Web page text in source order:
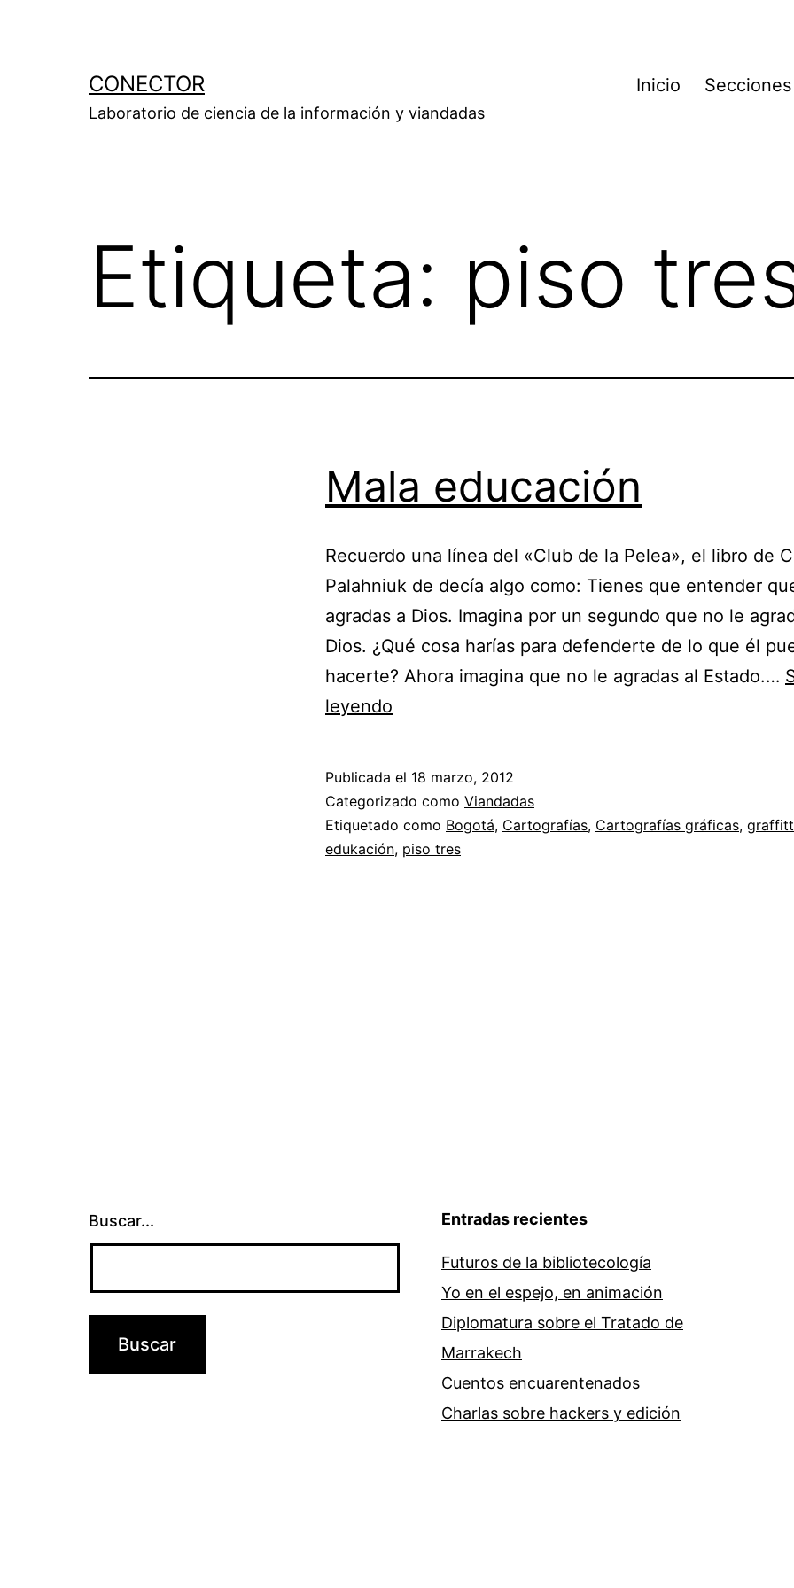
CONECTOR
Laboratorio de ciencia de la información y viandadas
Inicio Secciones
Etiqueta: piso
Mala educación
Recuerdo una línea del «Club de la Pelea», el libro de
Palahniuk de decía algo como: Tienes que entender
agradas a Dios. Imagina por un segundo que no le
Dios. ¿Qué cosa harías para defenderte de lo que él
hacerte? Ahora imagina que no le agradas al Estado.…
leyendo
Publicada el 18 marzo, 2012
Categorizado como Viandadas
Etiquetado como Bogotá, Cartografías, Cartografías gráficas,
edukación, piso tres
Buscar... Entradas recientes
Futuros de la bibliotecología
Yo en el espejo, en animación
Diplomatura sobre el Tratado de
Marrakech
Cuentos encuarentenados
Charlas sobre hackers y edición